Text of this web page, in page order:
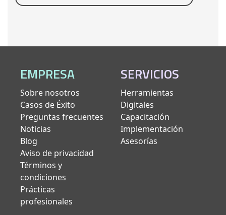
EMPRESA
Sobre nosotros
Casos de Éxito
Preguntas frecuentes
Noticias
Blog
Aviso de privacidad
Términos y
condiciones
Prácticas
profesionales
SERVICIOS
Herramientas
Digitales
Capacitación
Implementación
Asesorías